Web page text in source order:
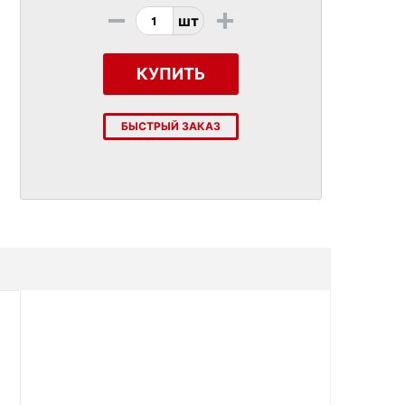
- шт +
КУПИТЬ
БЫСТРЫЙ ЗАКАЗ